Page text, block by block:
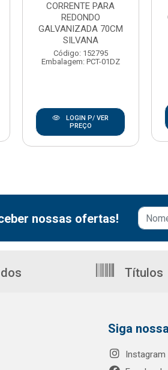
CORRENTE PARA
REDONDO
GALVANIZADA 70CM
SILVANA
Código: 152795
Embalagem: PCT-01DZ
LOGIN P/ VER
PREÇO
nossas ofertas!
Títulos
Siga
Instagram